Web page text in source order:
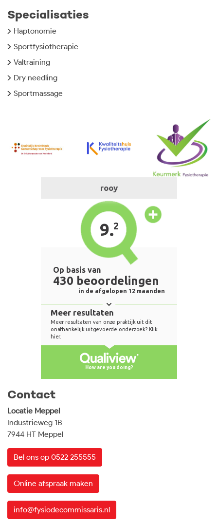
Specialisaties
Haptonomie
Sportfysiotherapie
Valtraining
Dry needling
Sportmassage
Contact
Locatie Meppel
Industrieweg 1B
7944 HT Meppel
Bel ons op 0522 255555
Online afspraak maken
info@fysiodecommissaris.nl